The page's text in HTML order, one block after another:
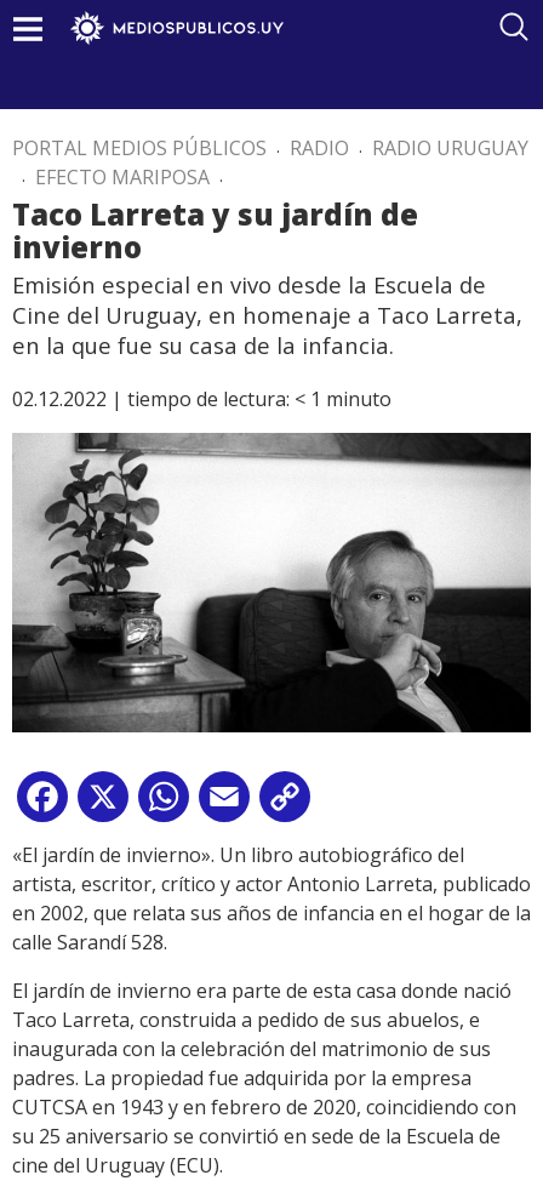
PORTAL MEDIOS PÚBLICOS . RADIO . RADIO URUGUAY
. EFECTO MARIPOSA .
Taco Larreta y su jardín de
invierno
Emisión especial en vivo desde la Escuela de
Cine del Uruguay, en homenaje a Taco Larreta,
en la que fue su casa de la infancia.
02.12.2022 | tiempo de lectura: < 1 minuto
Facebook
X WhatsApp
Email
Link
«El jardín de invierno». Un libro autobiográfico del
artista, escritor, crítico y actor Antonio Larreta, publicado
en 2002, que relata sus años de infancia en el hogar de la
calle Sarandí 528.
El jardín de invierno era parte de esta casa donde nació
Taco Larreta, construida a pedido de sus abuelos, e
inaugurada con la celebración del matrimonio de sus
padres. La propiedad fue adquirida por la empresa
CUTCSA en 1943 y en febrero de 2020, coincidiendo con
su 25 aniversario se convirtió en sede de la Escuela de
cine del Uruguay (ECU).